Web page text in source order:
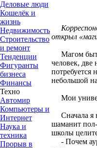
Деловые люди
Кошелёк и
жизнь
Недвижимость
Строительство
и ремонт
Тенденции
Фигуранты
бизнеса
Финансы
Техно
Автомир
Компьютеры и
Интернет
Наука и
техника
Прорыв в
открыл
Магом быть
человек, две
потребуется
небольшой
Мои
Сначала я
шаманит
школы
- Почем